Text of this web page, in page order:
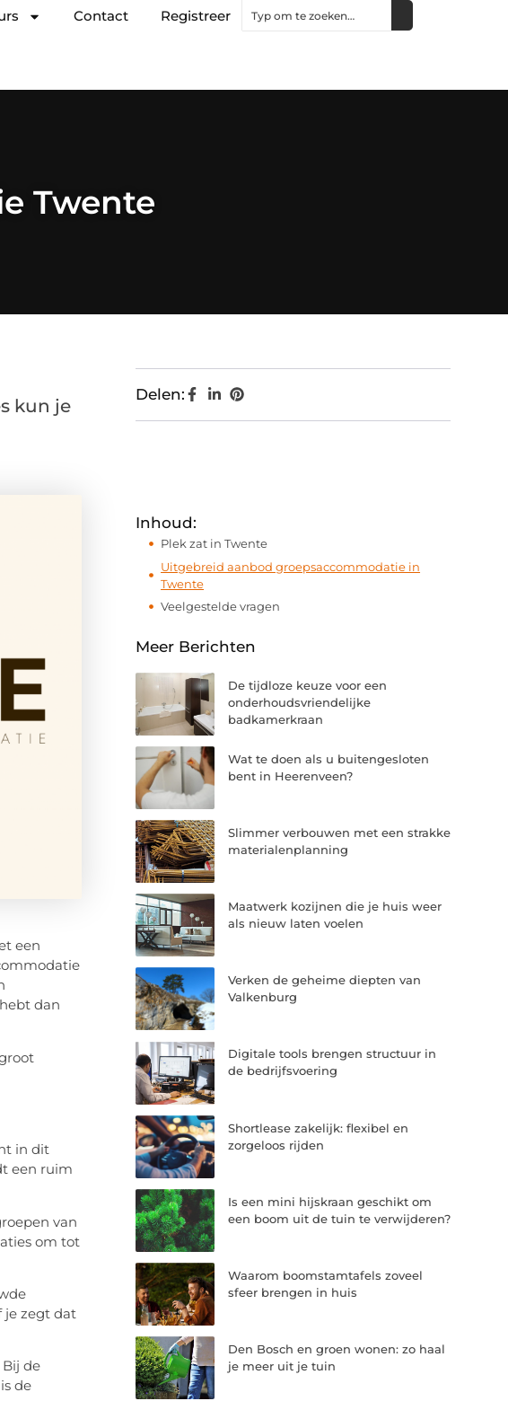
Contact Registreer
Twente
kun je
een
dan
in dit
een ruim
van
om tot
je zegt dat
de
de
Delen:
Inhoud:
Plek zat in Twente
Uitgebreid aanbod groepsaccommodatie in
Twente
Veelgestelde vragen
Meer Berichten
De tijdloze keuze voor een
onderhoudsvriendelijke
badkamerkraan
Wat te doen als u buitengesloten
bent in Heerenveen?
Slimmer verbouwen met een strakke
materialenplanning
Maatwerk kozijnen die je huis weer
als nieuw laten voelen
Verken de geheime diepten van
Valkenburg
Digitale tools brengen structuur in
de bedrijfsvoering
Shortlease zakelijk: flexibel en
zorgeloos rijden
Is een mini hijskraan geschikt om
een boom uit de tuin te verwijderen?
Waarom boomstamtafels zoveel
sfeer brengen in huis
Den Bosch en groen wonen: zo haal
je meer uit je tuin